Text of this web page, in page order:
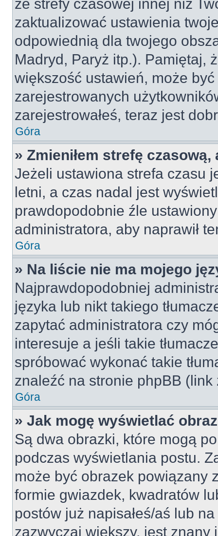
ze strefy czasowej innej niż
zaktualizować ustawienia
odpowiednią dla twojego
Madryd, Paryż itp.). Pamiętaj,
większość ustawień, może
zarejestrowanych
zarejestrowałeś, teraz jest
Góra
» Zmieniłem strefę
Jeżeli ustawiona strefa czasu
letni, a czas nadal jest
prawdopodobnie źle
administratora, aby naprawił
Góra
» Na liście nie ma mojego
Najprawdopodobniej
języka lub nikt takiego
zapytać administratora czy
interesuje a jeśli takie
spróbować wykonać takie
znaleźć na stronie phpBB
Góra
» Jak mogę wyświetlać
Są dwa obrazki, które mogą
podczas wyświetlania postu.
może być obrazek powiązany
formie gwiazdek, kwadratów
postów już napisałeś/aś lub
zazwyczaj większy, jest